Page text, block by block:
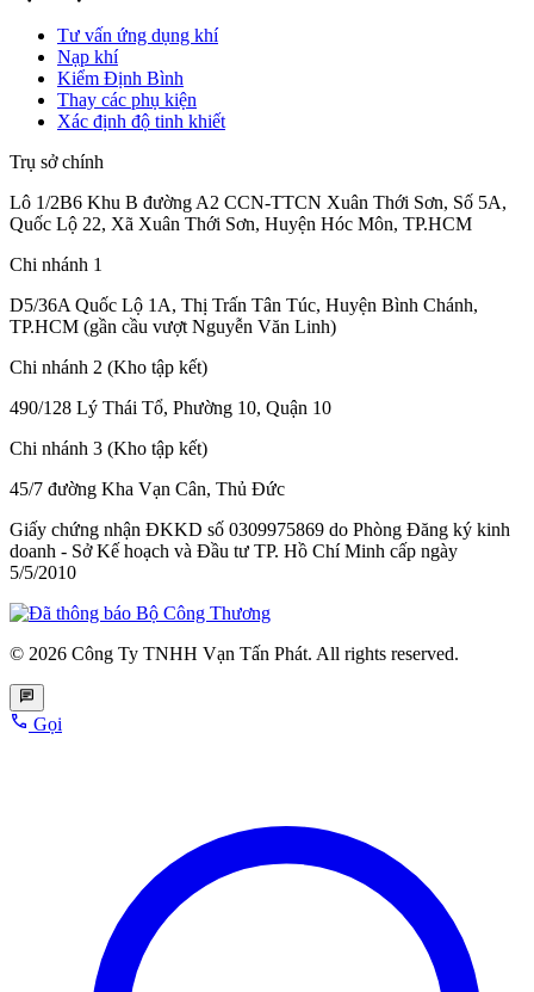
Tư vấn ứng dụng khí
Nạp khí
Kiểm Định Bình
Thay các phụ kiện
Xác định độ tinh khiết
Trụ sở chính
Lô 1/2B6 Khu B đường A2 CCN-TTCN Xuân Thới Sơn, Số 5A,
Quốc Lộ 22, Xã Xuân Thới Sơn, Huyện Hóc Môn, TP.HCM
Chi nhánh 1
D5/36A Quốc Lộ 1A, Thị Trấn Tân Túc, Huyện Bình Chánh,
TP.HCM (gần cầu vượt Nguyễn Văn Linh)
Chi nhánh 2 (Kho tập kết)
490/128 Lý Thái Tổ, Phường 10, Quận 10
Chi nhánh 3 (Kho tập kết)
45/7 đường Kha Vạn Cân, Thủ Đức
Giấy chứng nhận ĐKKD số 0309975869 do Phòng Đăng ký kinh
doanh - Sở Kế hoạch và Đầu tư TP. Hồ Chí Minh cấp ngày
5/5/2010
© 2026 Công Ty TNHH Vạn Tấn Phát. All rights reserved.
Gọi